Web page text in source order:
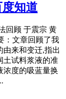
知道
回顾 于震宗 黄
：文章回顾了我
由来和变迁,指出
土试料浆液的准
浓度的吸蓝量换